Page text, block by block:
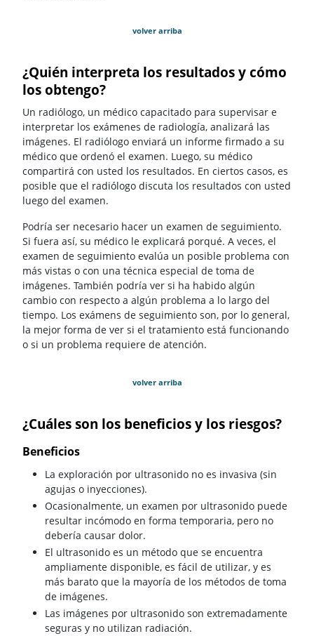
volver arriba
¿Quién interpreta los resultados y cómo
los obtengo?
Un radiólogo, un médico capacitado para supervisar e
interpretar los exámenes de radiología, analizará las
imágenes. El radiólogo enviará un informe firmado a su
médico que ordenó el examen. Luego, su médico
compartirá con usted los resultados. En ciertos casos, es
posible que el radiólogo discuta los resultados con usted
luego del examen.
Podría ser necesario hacer un examen de seguimiento.
Si fuera así, su médico le explicará porqué. A veces, el
examen de seguimiento evalúa un posible problema con
más vistas o con una técnica especial de toma de
imágenes. También podría ver si ha habido algún
cambio con respecto a algún problema a lo largo del
tiempo. Los exámens de seguimiento son, por lo general,
la mejor forma de ver si el tratamiento está funcionando
o si un problema requiere de atención.
volver arriba
¿Cuáles son los beneficios y los riesgos?
Beneficios
La exploración por ultrasonido no es invasiva (sin
agujas o inyecciones).
Ocasionalmente, un examen por ultrasonido puede
resultar incómodo en forma temporaria, pero no
debería causar dolor.
El ultrasonido es un método que se encuentra
ampliamente disponible, es fácil de utilizar, y es
más barato que la mayoría de los métodos de toma
de imágenes.
Las imágenes por ultrasonido son extremadamente
seguras y no utilizan radiación.